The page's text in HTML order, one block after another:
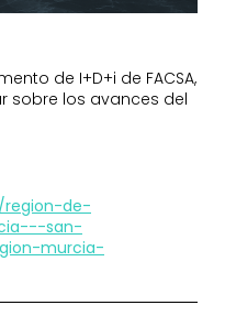
de I+D+i de FACSA,
sobre los avances del
region-de-
san-
murcia-